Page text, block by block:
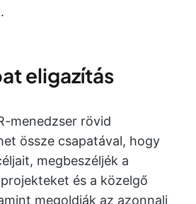
eligazítás
menedzser rövid
össze csapatával, hogy
megbeszéljék a
és a közelgő
megoldják az azonnali